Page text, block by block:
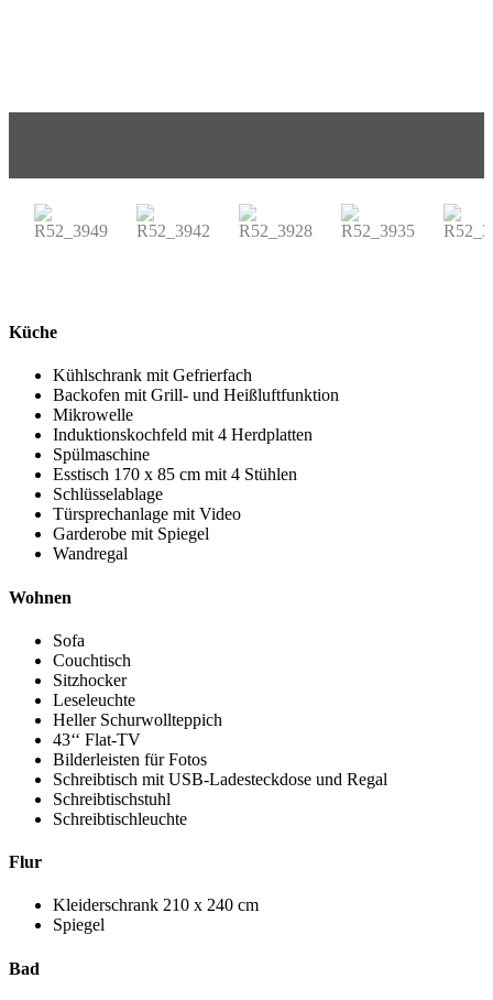
Küche
Kühlschrank mit Gefrierfach
Backofen mit Grill- und Heißluftfunktion
Mikrowelle
Induktionskochfeld mit 4 Herdplatten
Spülmaschine
Esstisch 170 x 85 cm mit 4 Stühlen
Schlüsselablage
Türsprechanlage mit Video
Garderobe mit Spiegel
Wandregal
Wohnen
Sofa
Couchtisch
Sitzhocker
Leseleuchte
Heller Schurwollteppich
43‘‘ Flat-TV
Bilderleisten für Fotos
Schreibtisch mit USB-Ladesteckdose und Regal
Schreibtischstuhl
Schreibtischleuchte
Flur
Kleiderschrank 210 x 240 cm
Spiegel
Bad